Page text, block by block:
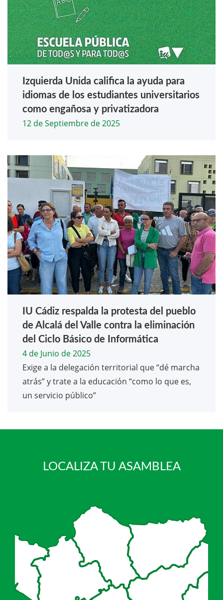
Izquierda Unida califica la ayuda para
idiomas de los estudiantes universitarios
como engañosa y privatizadora
12 de Septiembre de 2025
IU Cádiz respalda la protesta del pueblo
de Alcalá del Valle contra la eliminación
del Ciclo Básico de Informática
4 de Junio de 2025
Exige a la delegación territorial que “dé marcha
atrás” y trate a la educación “como lo que es,
un servicio público”
LOCALIZA TU ASAMBLEA